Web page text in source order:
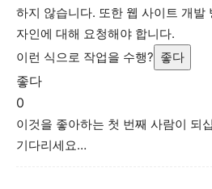
하지 않습니다. 또한 웹 사이트 개발
자인에 대해 요청해야 합니다.
이런 식으로 작업을 수행? 좋다
좋다
0
이것을 좋아하는 첫 번째 사람이 되
기다리세요…